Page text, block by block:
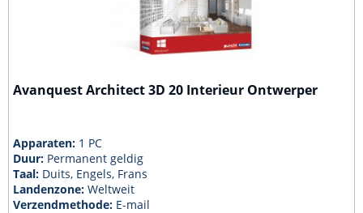
Avanquest Architect 3D 20 Interieur Ontwerper
Apparaten: 1 PC
Duur: Permanent geldig
Taal: Duits, Engels, Frans
Landenzone:Weltweit
Verzendmethode: E-mail